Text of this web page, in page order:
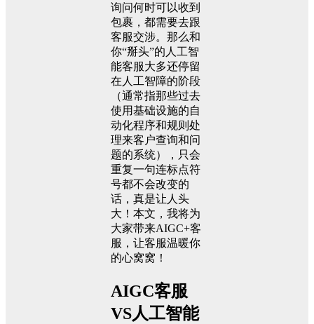
询问何时可以收到
包裹，都需要去跟
客服交涉。那么和
你“掰头”的人工智
能客服大多还停留
在人工智障的阶段
（通常指那些过去
使用基础设施的自
动化程序和规则处
理来客户查询和问
题的系统），只会
重复一句连标点符
号都不会改变的
话，真是让人头
大！本文，我将为
大家带来AIGC+客
服，让客服温暖你
的心窝窝！
AIGC客服
VS人工智能